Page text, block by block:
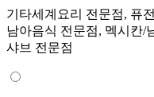
기타세계요리 전문점, 퓨
남아음식 전문점, 멕시칸/
샤브 전문점